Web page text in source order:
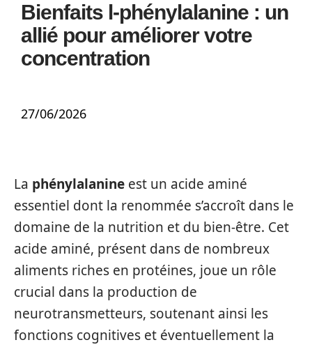
Bienfaits l-phénylalanine : un
allié pour améliorer votre
concentration
27/06/2026
La phénylalanine est un acide aminé
essentiel dont la renommée s’accroît dans le
domaine de la nutrition et du bien-être. Cet
acide aminé, présent dans de nombreux
aliments riches en protéines, joue un rôle
crucial dans la production de
neurotransmetteurs, soutenant ainsi les
fonctions cognitives et éventuellement la